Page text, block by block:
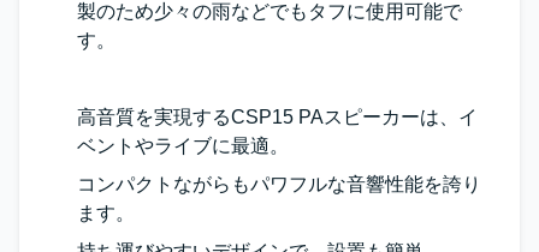
製のため少々の雨などでもタフに使用可能で
す。
高音質を実現するCSP15 PAスピーカーは、イ
ベントやライブに最適。
コンパクトながらもパワフルな音響性能を誇り
ます。